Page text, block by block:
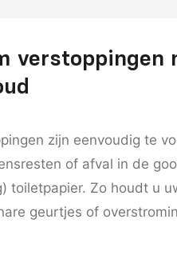
verstoppingen
zijn eenvoudig te
of afval in de
toiletpapier. Zo houdt u
geurtjes of